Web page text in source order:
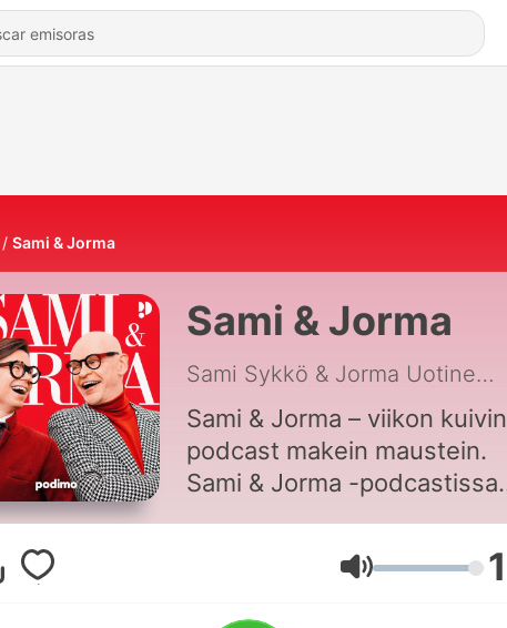
Sami & Jorma
Sami & Jorma
Sami Sykkö & Jorma Uotinen
Sami & Jorma – viikon kuivin
podcast makein maustein.
Sami & Jorma -podcastissa
keskustelevat viikon (omasta
mielestään) tärkeimmistä
Volumen 1